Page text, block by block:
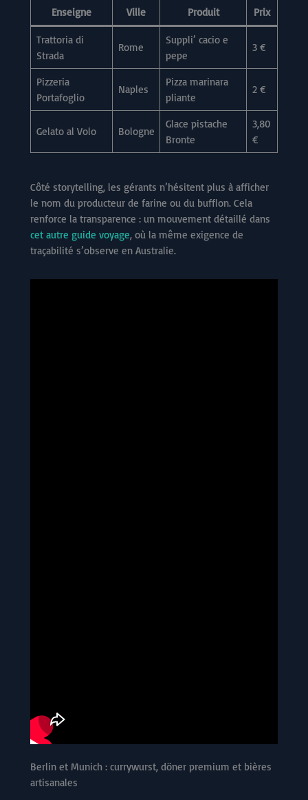
Enseigne Ville Produit Prix
Trattoria di
Strada
Rome
Suppli’ cacio e
pepe
3 €
Pizzeria
Portafoglio
Naples
Pizza marinara
pliante
2 €
Gelato al Volo Bologne
Glace pistache
Bronte
3,80
€
Côté storytelling, les gérants n’hésitent plus à afficher
le nom du producteur de farine ou du bufflon. Cela
renforce la transparence : un mouvement détaillé dans
cet autre guide voyage, où la même exigence de
traçabilité s’observe en Australie.
Berlin et Munich : currywurst, döner premium et bières
artisanales